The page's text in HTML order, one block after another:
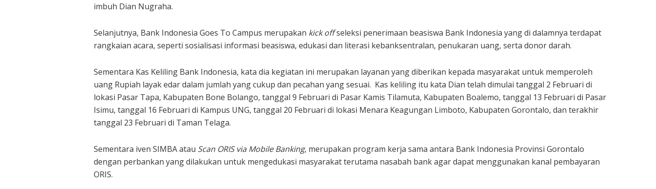
imbuh Dian Nugraha.
Selanjutnya, Bank Indonesia Goes To Campus merupakan kick offseleksi penerimaan beasiswa Bank Indonesia yang di dalamnya terdapat
rangkaian acara, seperti sosialisasi informasi beasiswa, edukasi dan literasi kebanksentralan, penukaran uang, serta donor darah.
Sementara Kas Keliling Bank Indonesia, kata dia kegiatan ini merupakan layanan yang diberikan kepada masyarakat untuk memperoleh
uang Rupiah layak edar dalam jumlah yang cukup dan pecahan yang sesuai. Kas keliling itu kata Dian telah dimulai tanggal 2 Februari di
lokasi Pasar Tapa, Kabupaten Bone Bolango, tanggal 9 Februari di Pasar Kamis Tilamuta, Kabupaten Boalemo, tanggal 13 Februari di Pasar
Isimu, tanggal 16 Februari di Kampus UNG, tanggal 20 Februari di lokasi Menara Keagungan Limboto, Kabupaten Gorontalo, dan terakhir
tanggal 23 Februari di Taman Telaga.
Sementara iven SIMBA atau Scan ORIS via Mobile Banking, merupakan program kerja sama antara Bank Indonesia Provinsi Gorontalo
dengan perbankan yang dilakukan untuk mengedukasi masyarakat terutama nasabah bank agar dapat menggunakan kanal pembayaran
ORIS.